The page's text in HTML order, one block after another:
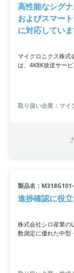
高性能なシグ
およびスマー
に対応していま
マイクロニクス株式
は、4K8K放送サー
度測定に対応した
までカバー。4K8K
な通信環境の確保
だくか、お問い合わ
取り扱い企業：マイ
製品名：
進捗確認に役
株式会社シロ産業の
数測定に優れた中型
は2種類用意され、
付属します。さら
い。お問い合わせ